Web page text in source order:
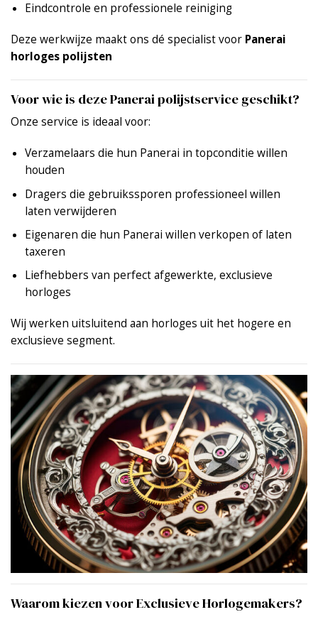
Eindcontrole en professionele reiniging
Deze werkwijze maakt ons dé specialist voor Panerai
horloges polijsten
Voor wie is deze Panerai polijstservice geschikt?
Onze service is ideaal voor:
Verzamelaars die hun Panerai in topconditie willen
houden
Dragers die gebruikssporen professioneel willen
laten verwijderen
Eigenaren die hun Panerai willen verkopen of laten
taxeren
Liefhebbers van perfect afgewerkte, exclusieve
horloges
Wij werken uitsluitend aan horloges uit het hogere en
exclusieve segment.
Waarom kiezen voor Exclusieve Horlogemakers?